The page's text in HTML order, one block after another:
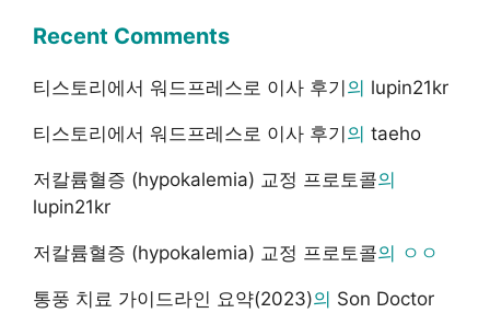
Recent Comments
티스토리에서 워드프레스로 이사 후기의 lupin21kr
티스토리에서 워드프레스로 이사 후기의 taeho
저칼륨혈증 (hypokalemia) 교정 프로토콜의
lupin21kr
저칼륨혈증 (hypokalemia) 교정 프로토콜의 ㅇㅇ
통풍 치료 가이드라인 요약(2023)의 Son Doctor